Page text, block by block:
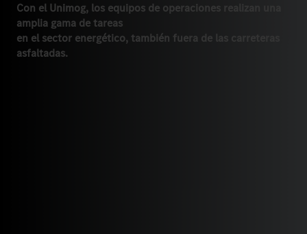
Con el Unimog, los equipos de operaciones realizan una
amplia gama de tareas
en el sector energético, también fuera de las carreteras
asfaltadas.